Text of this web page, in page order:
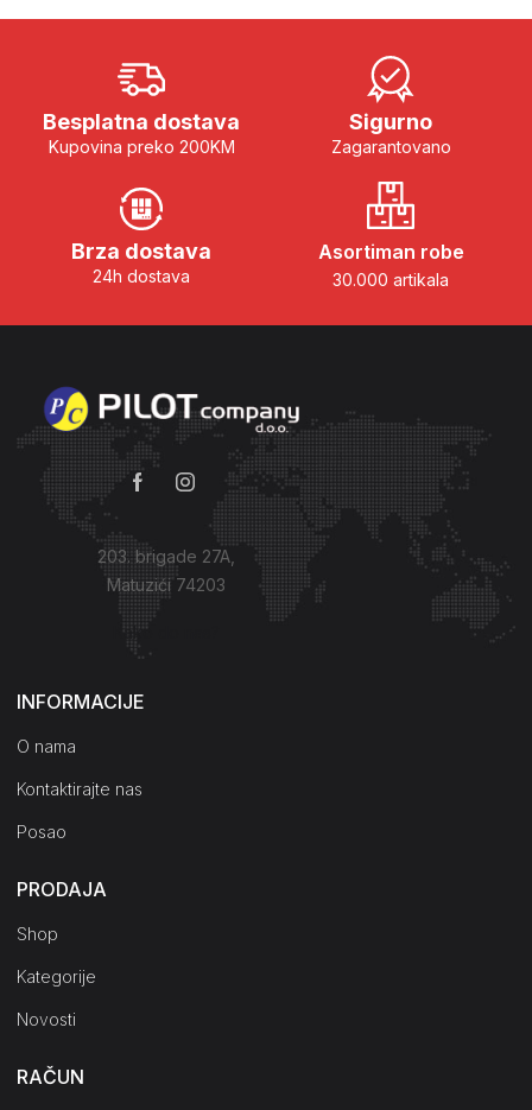
Besplatna dostava
Kupovina preko 200KM
Sigurno
Zagarantovano
Brza dostava
24h dostava
Asortiman robe
30.000 artikala
203. brigade 27A,
Matuzići 74203
Kako do nas?
INFORMACIJE
O nama
Kontaktirajte nas
Posao
PRODAJA
Shop
Kategorije
Novosti
RAČUN